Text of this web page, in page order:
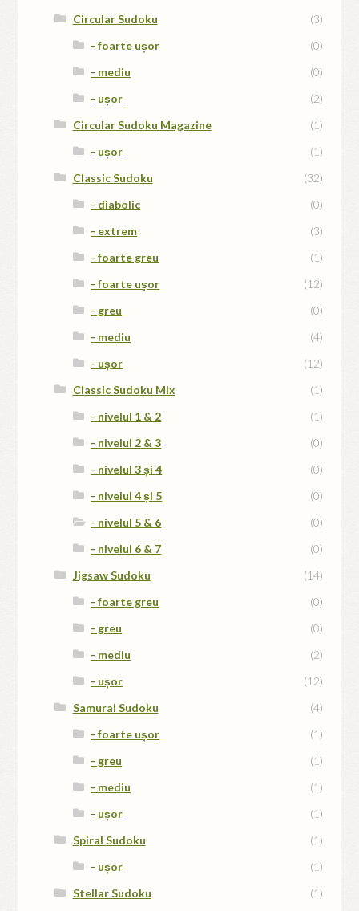
Circular Sudoku
(3)
- foarte ușor
(0)
- mediu
(0)
- ușor
(2)
Circular Sudoku Magazine
(1)
- ușor
(1)
Classic Sudoku
(32)
- diabolic
(0)
- extrem
(3)
- foarte greu
(1)
- foarte ușor
(12)
- greu
(0)
- mediu
(4)
- ușor
(12)
Classic Sudoku Mix
(1)
- nivelul 1 & 2
(1)
- nivelul 2 & 3
(0)
- nivelul 3 și 4
(0)
- nivelul 4 și 5
(0)
- nivelul 5 & 6
(0)
- nivelul 6 & 7
(0)
Jigsaw Sudoku
(14)
- foarte greu
(0)
- greu
(0)
- mediu
(2)
- ușor
(12)
Samurai Sudoku
(4)
- foarte ușor
(1)
- greu
(1)
- mediu
(1)
- ușor
(1)
Spiral Sudoku
(1)
- ușor
(1)
Stellar Sudoku
(1)